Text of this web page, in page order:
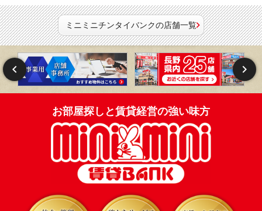
ミニミニチンタイバンクの店舗一覧
お部屋探しと賃貸経営の強い味方